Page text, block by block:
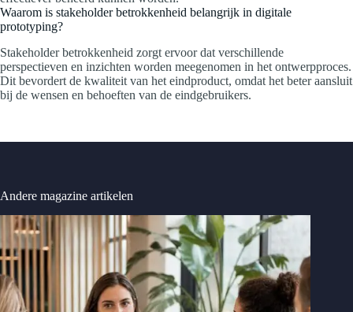
Waarom is stakeholder betrokkenheid belangrijk in digitale
prototyping?
Stakeholder betrokkenheid zorgt ervoor dat verschillende
perspectieven en inzichten worden meegenomen in het ontwerpproces.
Dit bevordert de kwaliteit van het eindproduct, omdat het beter aansluit
bij de wensen en behoeften van de eindgebruikers.
Andere magazine artikelen